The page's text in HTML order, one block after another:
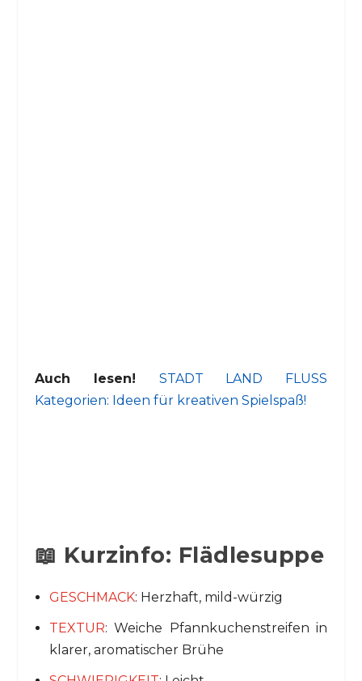
Auch lesen! STADT LAND FLUSS
Kategorien: Ideen für kreativen Spielspaß!
📖 Kurzinfo: Flädlesuppe
GESCHMACK: Herzhaft, mild-würzig
TEXTUR: Weiche Pfannkuchenstreifen in
klarer, aromatischer Brühe